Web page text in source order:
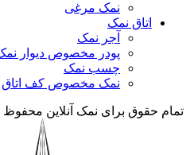
نمک مرغی
اتاق نمک
آجر نمک
پودر مخصوص دیوار
چسب نمک
نمک مخصوص کف اتاق
تمام حقوق برای نمک آنلاین